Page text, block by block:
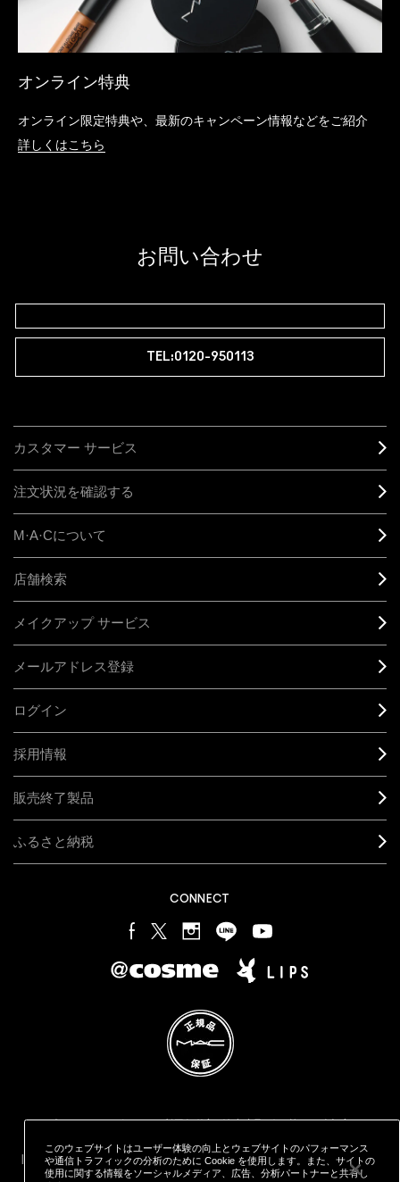
オンライン特典
オンライン限定特典や、最新のキャンペーン情報などをご紹介
詳しくはこちら
お問い合わせ
TEL:0120-950113
カスタマー サービス
注文状況を確認する
M·A·Cについて
店舗検索
メイクアップ サービス
メールアドレス登録
ログイン
採用情報
販売終了製品
ふるさと納税
CONNECT
プライバシー ポリシー 利用規約
特定商取引に基づく表記
カウンタープライバシーポリシー
STYLE="COLOR: #9EAFFF;CURSOR: POINTER;">クッキーを管理
する
このウェブサイトはユーザー体験の向上とウェブサイトのパフォーマンス
や通信トラフィックの分析のために Cookie を使用します。また、サイトの
使用に関する情報をソーシャルメディア、広告、分析パートナーと共有し